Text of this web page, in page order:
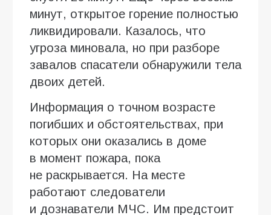
минут, открытое горение полностью
ликвидировали. Казалось, что
угроза миновала, но при разборе
завалов спасатели обнаружили тела
двоих детей.
Информация о точном возрасте
погибших и обстоятельствах, при
которых они оказались в доме
в момент пожара, пока
не раскрывается. На месте
работают следователи
и дознаватели МЧС. Им предстоит